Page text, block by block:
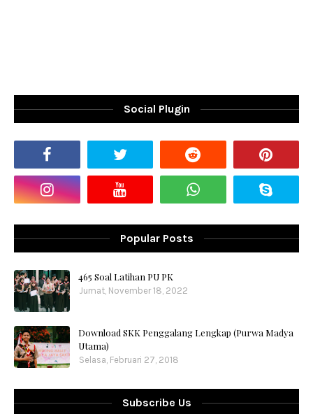
Social Plugin
Popular Posts
465 Soal Latihan PU PK
Jumat, November 18, 2022
Download SKK Penggalang Lengkap (Purwa Madya
Utama)
Selasa, Februari 27, 2018
Subscribe Us